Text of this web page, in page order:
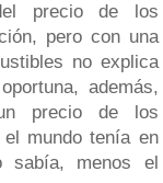
precio de los
pero con una
no explica
además,
precio de los
mundo tenía en
sabía, menos el